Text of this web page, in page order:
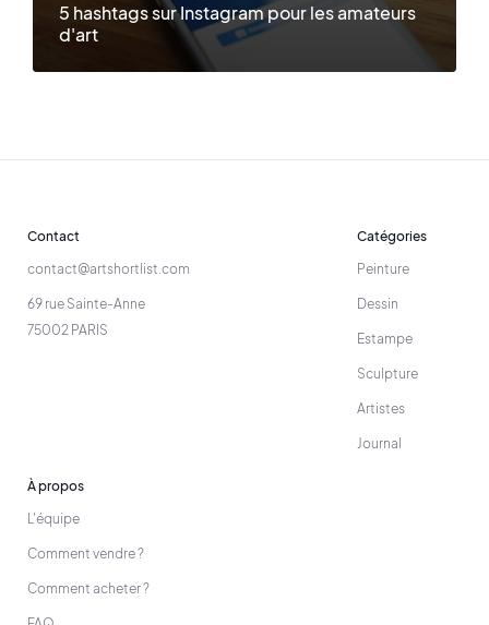
5 hashtags sur Instagram pour les amateurs
d'art
Contact
contact@artshortlist.com
69 rue Sainte-Anne
75002 PARIS
Catégories
Peinture
Dessin
Estampe
Sculpture
Artistes
Journal
À propos
L'équipe
Comment vendre ?
Comment acheter ?